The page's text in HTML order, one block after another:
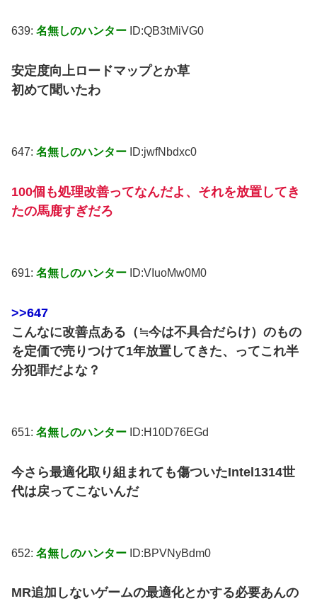
639: 名無しのハンター ID:QB3tMiVG0
安定度向上ロードマップとか草
初めて聞いたわ
647: 名無しのハンター ID:jwfNbdxc0
100個も処理改善ってなんだよ、それを放置してき
たの馬鹿すぎだろ
691: 名無しのハンター ID:VIuoMw0M0
>>647
こんなに改善点ある（≒今は不具合だらけ）のもの
を定価で売りつけて1年放置してきた、ってこれ半
分犯罪だよな？
651: 名無しのハンター ID:H10D76EGd
今さら最適化取り組まれても傷ついたIntel1314世
代は戻ってこないんだ
652: 名無しのハンター ID:BPVNyBdm0
MR追加しないゲームの最適化とかする必要あんの